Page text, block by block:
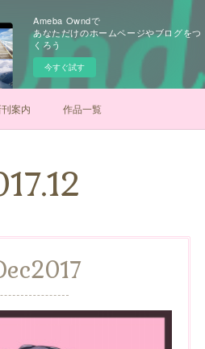
Ameba Owndで
あなただけのホームページやブログをつ
くろう
今すぐ試す
案内 作品一覧
.12
2017